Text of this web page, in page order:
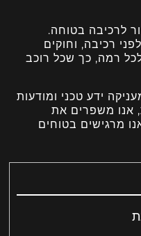
לרכיבה בטוחה.
רכיבה, וחוקים
רמה, כך שכל רוכב
ידע טכני ומודעות
אנו משפרים את
מרגישים בטוחים